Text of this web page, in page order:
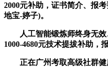
2000元补助，证书简介、报
地宝-婷子)。
人工智能锻炼师终身无效
1000-4680元技术提拔补助，
正在广州考取高级社群健